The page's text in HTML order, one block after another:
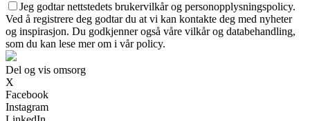
Jeg godtar nettstedets brukervilkår og personopplysningspolicy.
Ved å registrere deg godtar du at vi kan kontakte deg med nyheter
og inspirasjon. Du godkjenner også våre vilkår og databehandling,
som du kan lese mer om i vår policy.
Del og vis omsorg
X
Facebook
Instagram